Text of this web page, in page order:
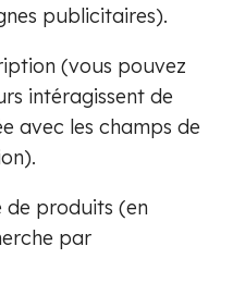
publicitaires).
(vous pouvez
intéragissent de
avec les champs de
de produits (en
par